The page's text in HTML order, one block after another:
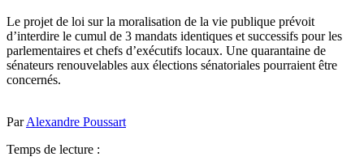
Le projet de loi sur la moralisation de la vie publique prévoit
d’interdire le cumul de 3 mandats identiques et successifs pour les
parlementaires et chefs d’exécutifs locaux. Une quarantaine de
sénateurs renouvelables aux élections sénatoriales pourraient être
concernés.
ParAlexandre Poussart
Temps de lecture :